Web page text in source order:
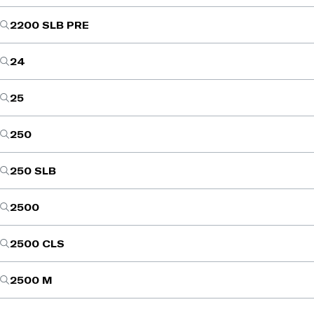
2200 SLB PRE
24
25
250
250 SLB
2500
2500 CLS
2500 M